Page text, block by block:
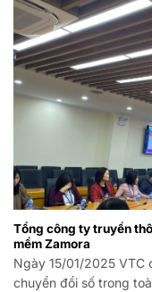
Tổng công ty truyền
mềm Zamora
Ngày 15/01/2025 VTC
chuyển đổi số trong